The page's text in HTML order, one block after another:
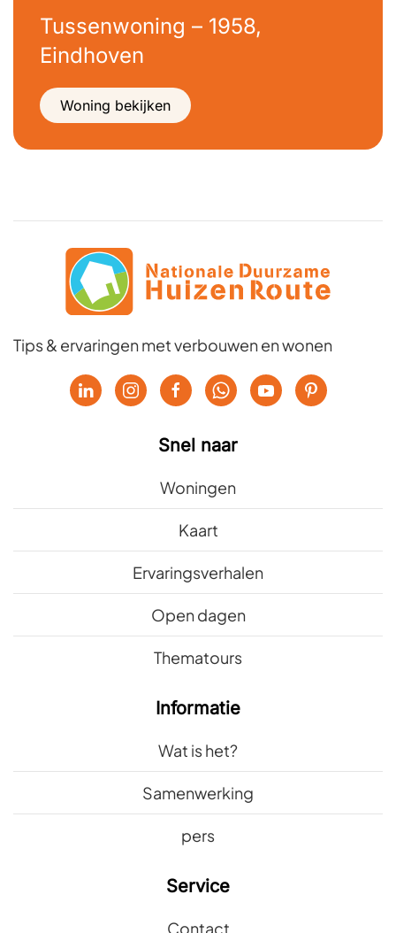
Tussenwoning – 1958,
Eindhoven
Woning bekijken
Tips & ervaringen met verbouwen en wonen
Snel naar
Woningen
Kaart
Ervaringsverhalen
Open dagen
Thematours
Informatie
Wat is het?
Samenwerking
pers
Service
Contact